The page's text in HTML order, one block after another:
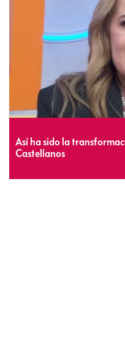
Así ha sido la
Castellanos